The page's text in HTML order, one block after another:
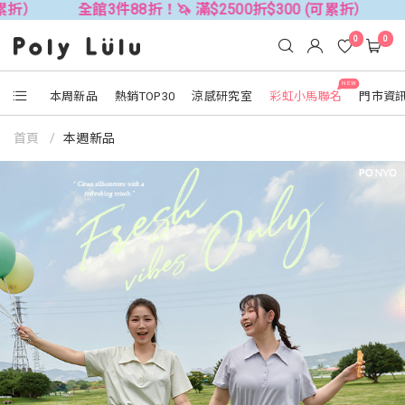
全館3件88折！🦄 滿$2500折$300 (可累折） 全館3件
本周新品 熱銷TOP30 涼感研究室
NEW
彩虹小馬聯名 門市資
0 0
首頁 本週新品